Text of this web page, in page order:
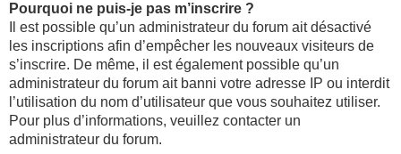
Pourquoi ne puis-je pas m’inscrire ?
Il est possible qu’un administrateur du forum ait désactivé
les inscriptions afin d’empêcher les nouveaux visiteurs de
s’inscrire. De même, il est également possible qu’un
administrateur du forum ait banni votre adresse IP ou interdit
l’utilisation du nom d’utilisateur que vous souhaitez utiliser.
Pour plus d’informations, veuillez contacter un
administrateur du forum.